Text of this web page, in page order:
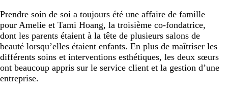
Prendre soin de soi a toujours été une affaire de famille
pour Amelie et Tami Hoang, la troisième co-fondatrice,
dont les parents étaient à la tête de plusieurs salons de
beauté lorsqu’elles étaient enfants. En plus de maîtriser les
différents soins et interventions esthétiques, les deux sœurs
ont beaucoup appris sur le service client et la gestion d’une
entreprise.